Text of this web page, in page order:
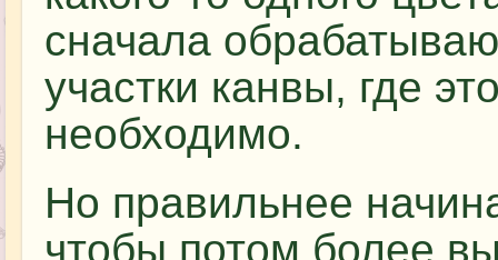
сначала
участки канвы, где
необходимо.
Но правильнее
чтобы потом более